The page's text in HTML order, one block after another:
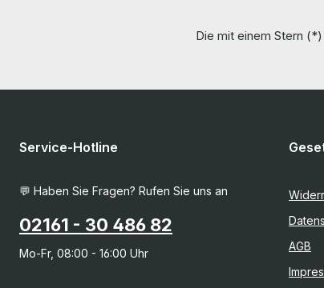
Die mit einem Stern
Service-Hotline
💬 Haben Sie Fragen? Rufen Sie uns an
02161 - 30 486 82
Mo-Fr, 08:00 - 16:00 Uhr
AGB